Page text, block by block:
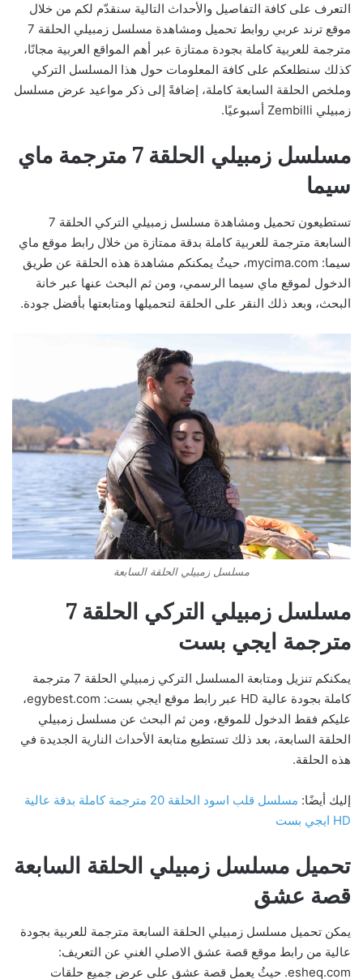
التعرف على كافة التفاصيل والأحداث التالية سنقدّم لكم من خلال
موقع ترند عربي روابط تحميل ومشاهدة مسلسل زمبيلي الحلقة 7
مترجمة للعربية كاملة بجودة ممتازة عبر أهم المواقع العربية مجانًا،
كذلك سنطلعكم على كافة المعلومات حول هذا المسلسل التركي
وملخص الحلقة السابعة كاملة، إضافةً إلى ذكر مواعيد عرض مسلسل
زمبيلي Zembilli أسبوعيًا.
مسلسل زمبيلي الحلقة 7 مترجمة ماي
سيما
تستطيعون تحميل ومشاهدة مسلسل زمبيلي التركي الحلقة 7
السابعة مترجمة للعربية كاملة بدقة ممتازة من خلال رابط موقع ماي
سيما: mycima.com، حيثُ يمكنكم مشاهدة هذه الحلقة عن طريق
الدخول لموقع ماي سيما الرسمي، ومن ثم البحث عنها عبر خانة
البحث، وبعد ذلك النقر على الحلقة لتحميلها ومتابعتها بأفضل جودة.
مسلسل زمبيلي الحلقة السابعة
مسلسل زمبيلي التركي الحلقة 7
مترجمة ايجي بست
يمكنكم تنزيل ومتابعة المسلسل التركي زمبيلي الحلقة 7 مترجمة
كاملة بجودة عالية HD عبر رابط موقع ايجي بست: egybest.com،
عليكم فقط الدخول للموقع، ومن ثم البحث عن مسلسل زمبيلي
الحلقة السابعة، بعد ذلك تستطيع متابعة الأحداث النارية الجديدة في
هذه الحلقة.
إليك أيضًا:
مسلسل قلب اسود الحلقة 20 مترجمة كاملة بدقة عالية
HD ايجي بست
تحميل مسلسل زمبيلي الحلقة السابعة
قصة عشق
يمكن تحميل مسلسل زمبيلي الحلقة السابعة مترجمة للعربية بجودة
عالية من رابط موقع قصة عشق الاصلي الغني عن التعريف:
esheq.com. حيثُ يعمل قصة عشق على عرض جميع حلقات